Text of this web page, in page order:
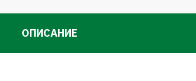
ОПИСАНИЕ